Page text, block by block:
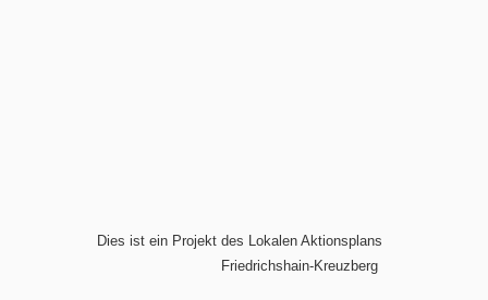
Dies ist ein Projekt des Lokalen Aktionsplans
Friedrichshain-Kreuzberg